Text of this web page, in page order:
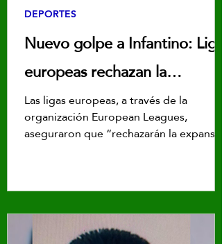
Nuevo golpe a Infantino: Ligas
europeas rechazan la
expansión de las
competiciones de FIFA
Las ligas europeas, a través de la
organización European Leagues,
aseguraron que “rechazarán la expansión
DEPORTES